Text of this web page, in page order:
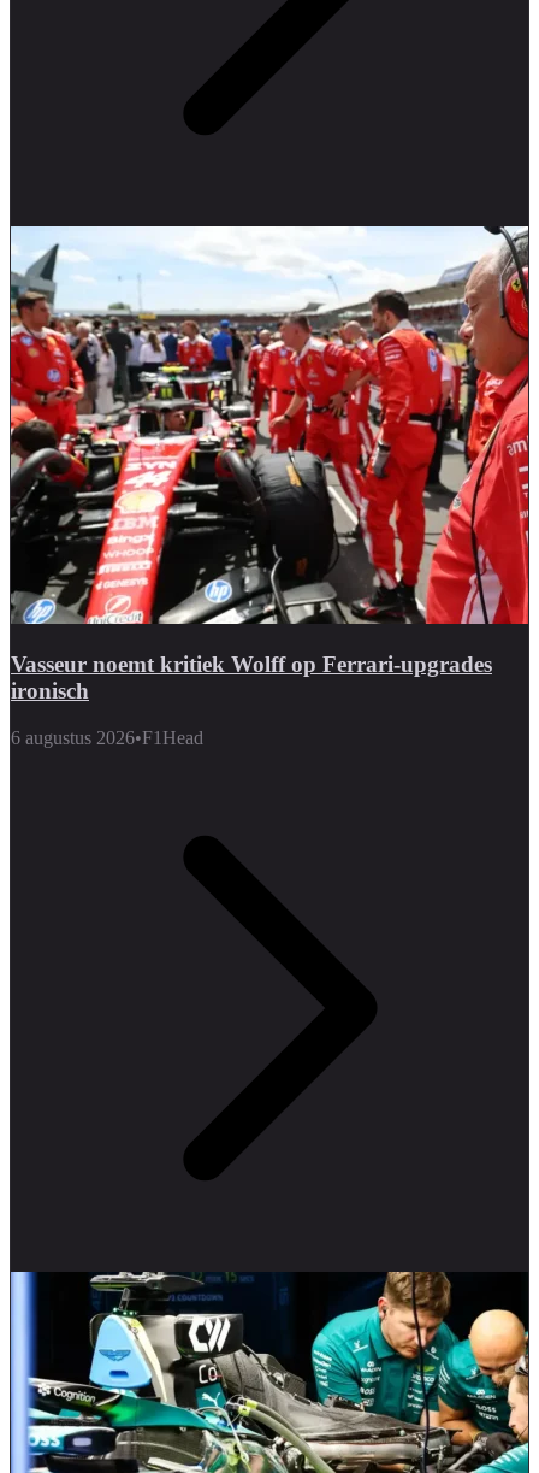
Vasseur noemt kritiek Wolff op Ferrari-upgrades
ironisch
6 augustus 2026•F1Head